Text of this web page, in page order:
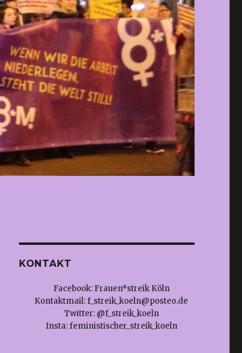
KONTAKT
Facebook: Frauen*streik Köln
Kontaktmail:f_streik_koeln@posteo.de
Twitter: @f_streik_koeln
Insta: feministischer_streik_koeln